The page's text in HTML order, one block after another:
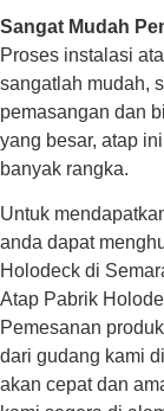
Sangat Mudah
Proses instalasi
sangatlah mudah,
pemasangan dan
yang besar, atap
banyak rangka.
Untuk
anda dapat
Holodeck di
Atap Pabrik
Pemesanan
dari gudang kami
akan cepat dan